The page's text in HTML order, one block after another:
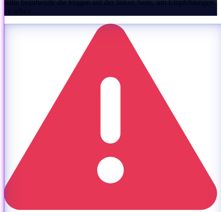
Bitte beantworte die Fragen auf der linken Seite, um Empfehlungen
zu sehen.